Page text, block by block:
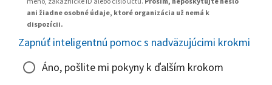
ani žiadne osobné údaje, ktoré organizácia už nemá k
dispozícii.
Zapnúť inteligentnú pomoc s nadväzujúcimi krokmi
Áno, pošlite mi pokyny k ďalším krokom